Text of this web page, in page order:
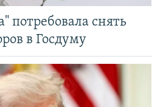
потребовала снять
в Госдуму